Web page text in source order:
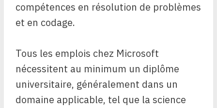
compétences en résolution de problèmes
et en codage.
Tous les emplois chez Microsoft
nécessitent au minimum un diplôme
universitaire, généralement dans un
domaine applicable, tel que la science